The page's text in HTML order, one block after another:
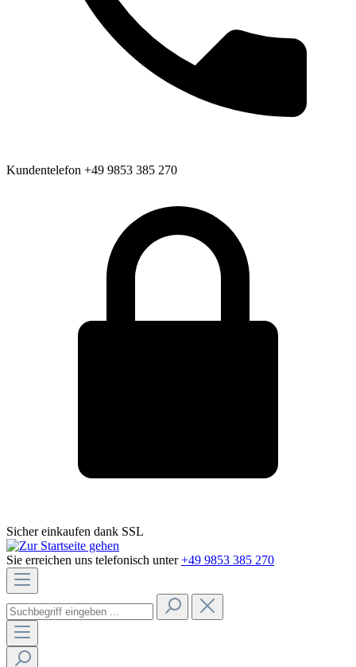
Kundentelefon +49 9853 385 270
Sicher einkaufen dank SSL
Sie erreichen uns telefonisch unter +49 9853 385 270